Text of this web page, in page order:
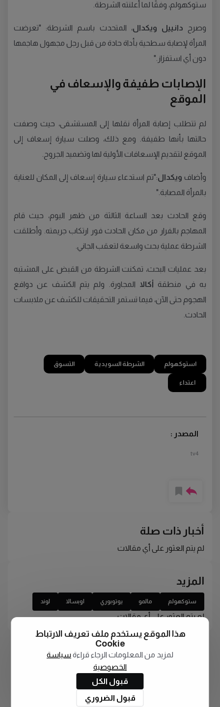
ستوكهولم، وفقًا لما أعلنته الشرطة.
وصرح دانييل ويكدال، المتحدث باسم الشرطة: "تعرضت
المرأة لإصابة سطحية بأداة حادة من قبل رجل مجهول هاجمها
دون أي استفزاز."
الإصابات طفيفة والإسعاف في
الموقع
لم تتطلب إصابة المرأة نقلها إلى المستشفى، حيث وصفت
حالتها بأنها طفيفة. ومع ذلك، وصلت سيارة إسعاف إلى
الموقع لتقديم الإسعافات الأولية لها وتضميد الجروح.
وأضاف ويكدال:"تم استدعاء سيارة إسعاف إلى المكان للعناية
بالمرأة المصابة."
وقع الحادث بعد الساعة الثالثة من ظهر اليوم، حيث قام
المهاجم بالفرار من مكان الحادث فور ارتكاب جريمته. وأطلقت
الشرطة عملية بحث واسعة لتعقب الجاني.
بعد عمليات البحث، تمكنت الشرطة من القبض على المشتبه
به في منطقة أكالا المجاورة. ولم يتم الكشف عن دوافع
الهجوم حتى الآن، فيما تستمر التحقيقات للكشف عن ملابسات
الحادث.
استوكهولم الشرطة السويدية التسوق
اعتداء
المصدر :
tv4
أخبار ذات صلة
لم يتم العثور على أي مقالات
المزيد
ستوكهولم مالمو يوتوبوري اوبسالا لوند
لم يتم العثور على أي مقالات
هذا الموقع يستخدم ملف تعريف الارتباط
Cookie
لمزيد من المعلومات الرجاء قراءة سياسة
الخصوصية
قبول الكل
قبول الضروري